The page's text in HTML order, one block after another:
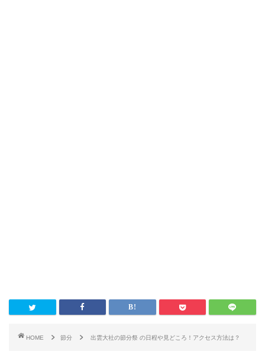
HOME 節分 出雲大社の節分祭 の日程や見どころ！アクセス方法は？